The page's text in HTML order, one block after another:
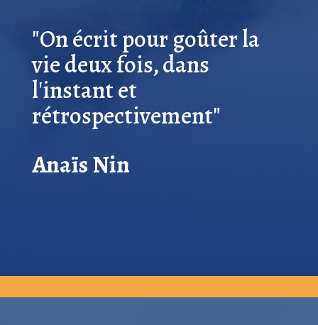
"On écrit pour goûter la
vie deux fois, dans
l'instant et
rétrospectivement"
Anaïs Nin